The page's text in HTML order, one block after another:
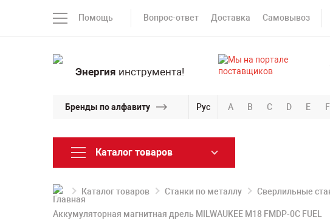
Помощь Вопрос-ответ Доставка Самовывоз
Энергия инструмента!
Бренды по алфавиту Рус A B C D E F
Каталог товаров
Каталог товаров Станки по металлу Сверлильные
Аккумуляторная магнитная дрель MILWAUKEE M18 FMDP-0C FUEL